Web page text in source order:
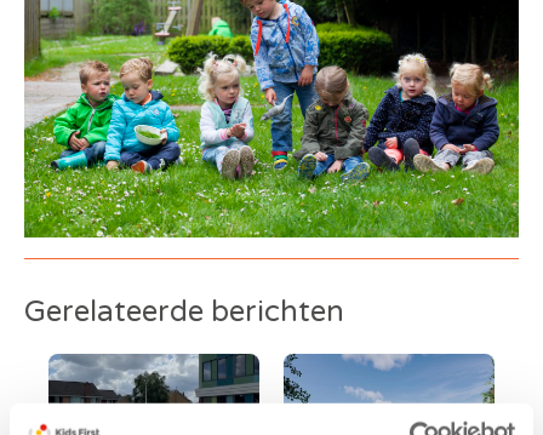
Gerelateerde berichten